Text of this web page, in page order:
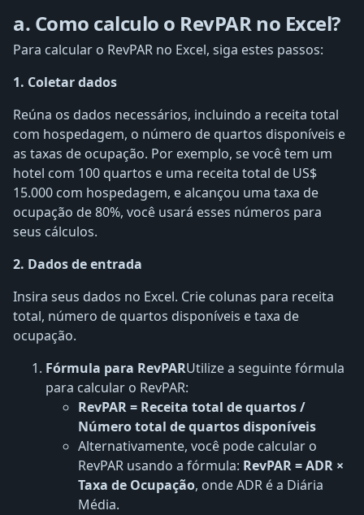
a. Como calculo o RevPAR no Excel?
Para calcular o RevPAR no Excel, siga estes passos:
1. Coletar dados
Reúna os dados necessários, incluindo a receita total
com hospedagem, o número de quartos disponíveis e
as taxas de ocupação. Por exemplo, se você tem um
hotel com 100 quartos e uma receita total de US$
15.000 com hospedagem, e alcançou uma taxa de
ocupação de 80%, você usará esses números para
seus cálculos.
2. Dados de entrada
Insira seus dados no Excel. Crie colunas para receita
total, número de quartos disponíveis e taxa de
ocupação.
Fórmula para RevPARUtilize a seguinte fórmula
para calcular o RevPAR:
RevPAR = Receita total de quartos /
Número total de quartos disponíveis
Alternativamente, você pode calcular o
RevPAR usando a fórmula: RevPAR = ADR ×
Taxa de Ocupação, onde ADR é a Diária
Média.